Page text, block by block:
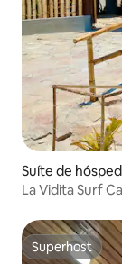
Suíte de
La Vidita Surf
Superhost
Superhost